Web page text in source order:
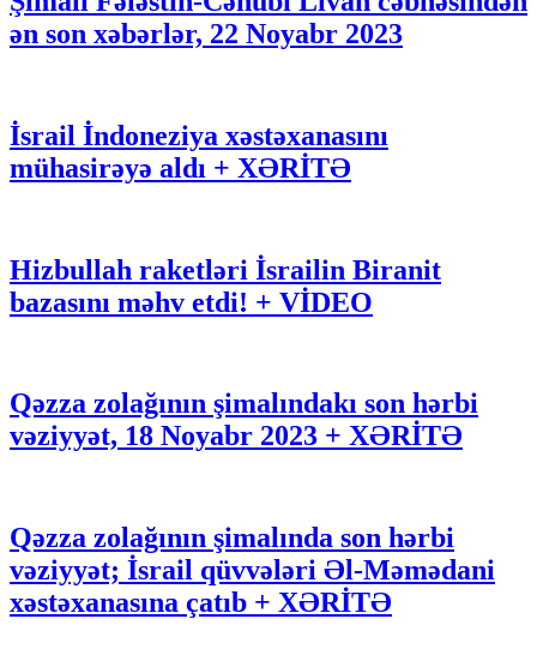
ən son xəbərlər, 22 Noyabr 2023
İsrail İndoneziya xəstəxanasını
mühasirəyə aldı + XƏRİTƏ
Hizbullah raketləri İsrailin Biranit
bazasını məhv etdi! + VİDEO
Qəzza zolağının şimalındakı son hərbi
vəziyyət, 18 Noyabr 2023 + XƏRİTƏ
Qəzza zolağının şimalında son hərbi
vəziyyət; İsrail qüvvələri Əl-Məmədani
xəstəxanasına çatıb + XƏRİTƏ